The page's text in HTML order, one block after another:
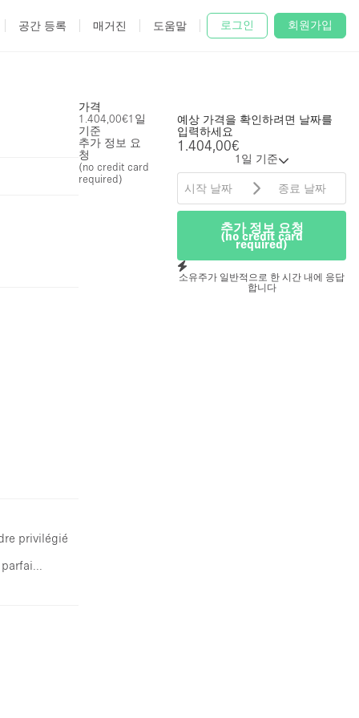
공간 등록 매거진 도움말 로그인 회원가입
예상 가격을 확인하려면 날짜를
입력하세요
1.404,00€
1일 기준
추가 정보 요청
(no credit card
required)
소유주가 일반적으로 한 시간 내에 응답
합니다
가격
1.404,00€1일
기준
추가 정보 요
청
(no credit card
required)
privilégié